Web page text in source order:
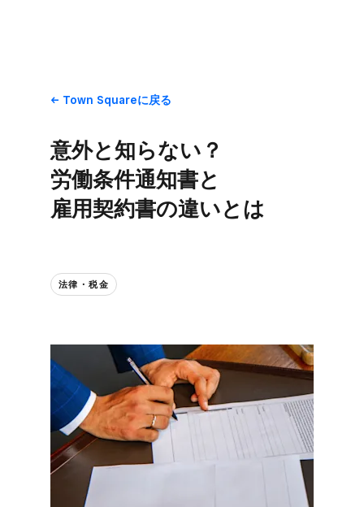
Town Squareに​戻る
意外と​知らない？​
労働条件通知書と​
雇用契約書の​違いとは
法律・税金